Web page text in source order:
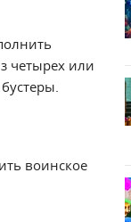
четырех или
воинское